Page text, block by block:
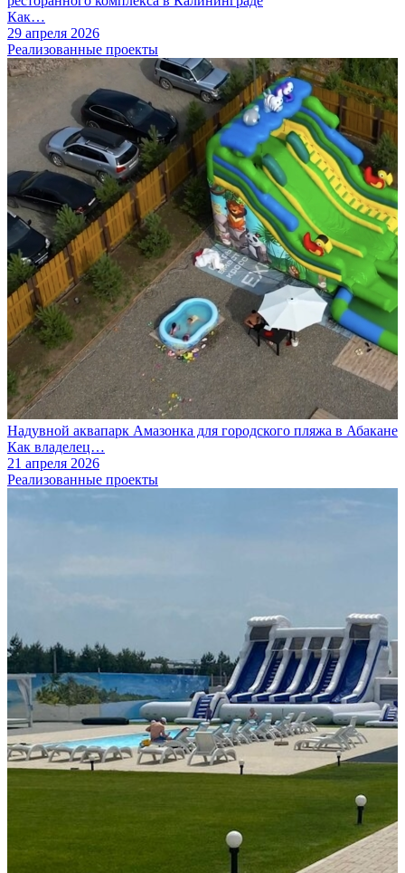
Как…
29 апреля 2026
Реализованные проекты
Надувной аквапарк Амазонка для городского пляжа в Абакане
Как владелец…
21 апреля 2026
Реализованные проекты